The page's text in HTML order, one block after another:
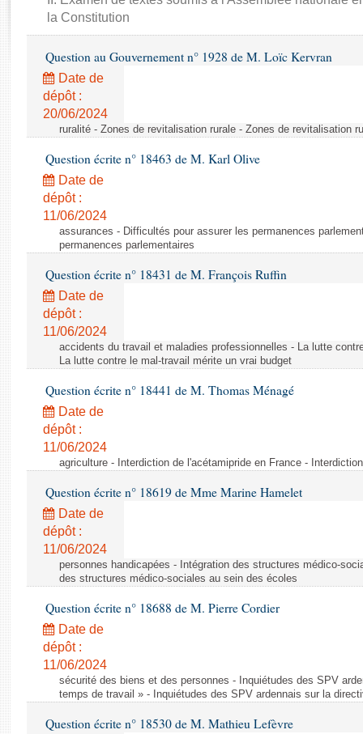
Rapports d'enquête
Rapports législatifs
Baromètre de l’application des lois
Dossiers législatifs
Budget et sécurité sociale
la Constitution
Question au Gouvernement n° 1928 de M. Loïc Kervran
Date de
dépôt :
20/06/2024
ruralité - Zones de revitalisation rurale - Zones de revitalisation
Question écrite n° 18463 de M. Karl Olive
Date de
dépôt :
11/06/2024
assurances - Difficultés pour assurer les permanences
permanences parlementaires
Question écrite n° 18431 de M. François Ruffin
Date de
dépôt :
11/06/2024
accidents du travail et maladies professionnelles - La lutte
La lutte contre le mal-travail mérite un vrai budget
Question écrite n° 18441 de M. Thomas Ménagé
Date de
dépôt :
11/06/2024
agriculture - Interdiction de l'acétamipride en France -
Question écrite n° 18619 de Mme Marine Hamelet
Date de
dépôt :
11/06/2024
personnes handicapées - Intégration des structures médico-
des structures médico-sociales au sein des écoles
Question écrite n° 18688 de M. Pierre Cordier
Date de
dépôt :
11/06/2024
sécurité des biens et des personnes - Inquiétudes des SPV
temps de travail » - Inquiétudes des SPV ardennais sur la
Question écrite n° 18530 de M. Mathieu Lefèvre